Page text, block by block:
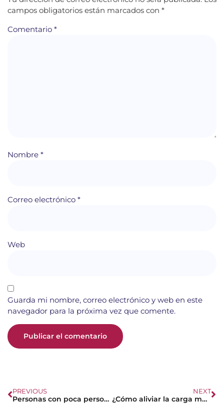
campos obligatorios están marcados con *
Comentario *
Nombre *
Correo electrónico *
Web
Guarda mi nombre, correo electrónico y web en este
navegador para la próxima vez que comente.
PREVIOUS
Personas con poca personalidad: cuando te tachan de ser «menos que los demás»
NEXT
¿Cómo aliviar la carga mental, un problema que afecta a muchas mujeres?